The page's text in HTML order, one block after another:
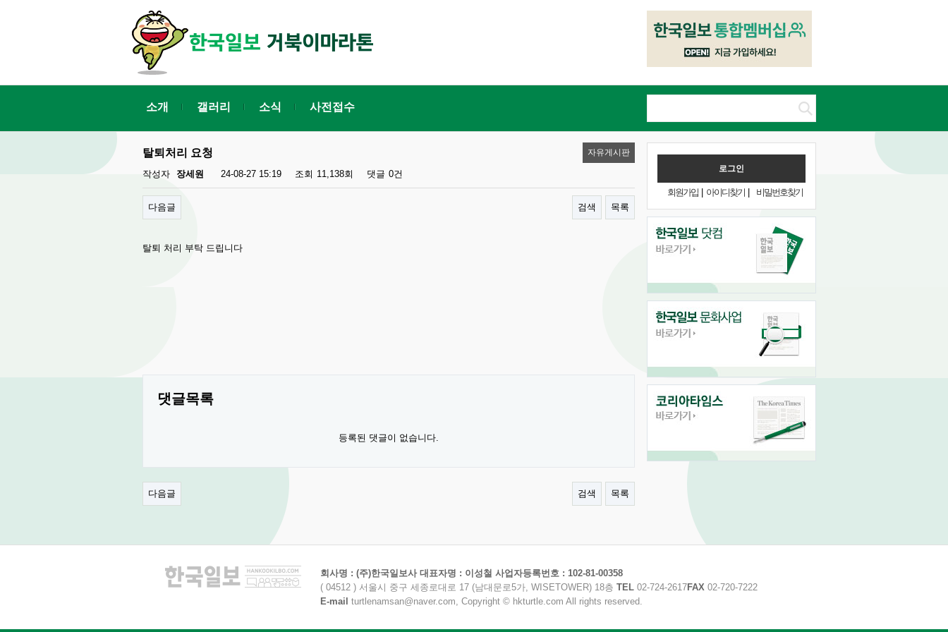
소개 갤러리 소식 사전접수
회원가입| 아이디찾기 비밀번호찾기
자유게시판
탈퇴처리 요청
작성자 장세원 24-08-27 15:19 조회 11,138회 댓글 0건
다음글 검색 목록
탈퇴 처리 부탁 드립니다
댓글목록
등록된 댓글이 없습니다.
다음글 검색 목록
회사명 : (주)한국일보사 대표자명 : 이성철 사업자등록번호 : 102-81-00358
( 04512 ) 서울시 중구 세종로대로 17 (남대문로5가, WISETOWER) 18층 TEL 02-724-2617FAX 02-720-7222
E-mail turtlenamsan@naver.com, Copyright © hkturtle.com All rights reserved.